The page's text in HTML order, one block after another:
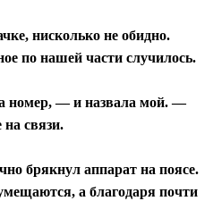
нисколько не обидно.
по нашей части случилось.
номер, — и назвала мой. —
на связи.
брякнул аппарат на поясе.
а благодаря почти